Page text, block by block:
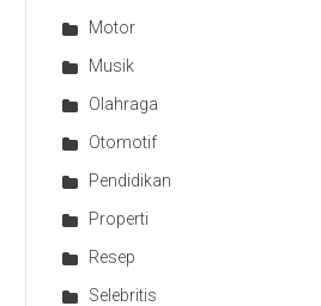
Motor
Musik
Olahraga
Otomotif
Pendidikan
Properti
Resep
Selebritis